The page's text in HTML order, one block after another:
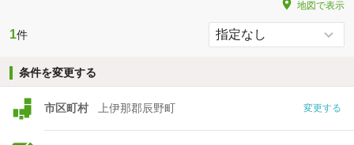
地図で表示
1件
条件を変更する
市区町村 上伊那郡辰野町 変更する